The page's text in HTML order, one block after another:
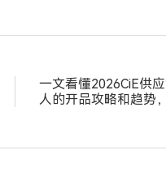
一文看懂2026CiE供
人的开品攻略和趋势